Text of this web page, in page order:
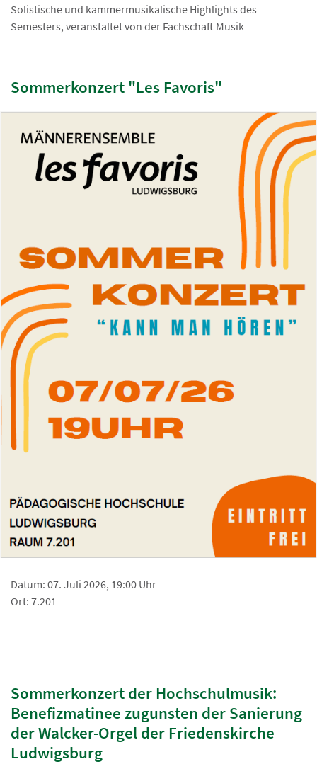
Solistische und kammermusikalische Highlights des
Semesters, veranstaltet von der Fachschaft Musik
Sommerkonzert "Les Favoris"
Datum: 07. Juli 2026, 19:00 Uhr
Ort: 7.201
Sommerkonzert der Hochschulmusik:
Benefizmatinee zugunsten der Sanierung
der Walcker-Orgel der Friedenskirche
Ludwigsburg